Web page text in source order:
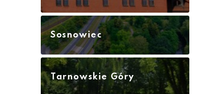
Sosnowiec
Tarnowskie Góry